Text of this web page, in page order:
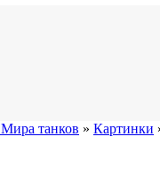
танков » Картинки